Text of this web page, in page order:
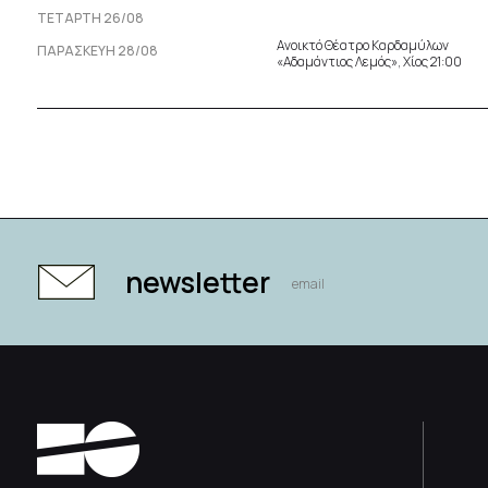
ΤΕΤΆΡΤΗ 26/08
ΠΑΡΑΣΚΕΥΉ 28/08
Ανοικτό Θέατρο Καρδαμύλων
«Αδαμάντιος Λεμός», Χίος 21:00
newsletter